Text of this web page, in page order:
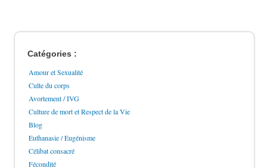
Catégories :
Amour et Sexualité
Culte du corps
Avortement / IVG
Culture de mort et Respect de la Vie
Blog
Euthanasie / Eugénisme
Célibat consacré
Fécondité